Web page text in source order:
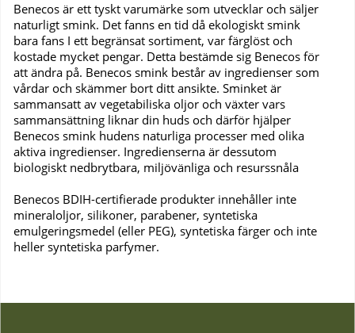
Benecos är ett tyskt varumärke som utvecklar och säljer
naturligt smink. Det fanns en tid då ekologiskt smink
bara fans I ett begränsat sortiment, var färglöst och
kostade mycket pengar. Detta bestämde sig Benecos för
att ändra på. Benecos smink består av ingredienser som
vårdar och skämmer bort ditt ansikte. Sminket är
sammansatt av vegetabiliska oljor och växter vars
sammansättning liknar din huds och därför hjälper
Benecos smink hudens naturliga processer med olika
aktiva ingredienser. Ingredienserna är dessutom
biologiskt nedbrytbara, miljövänliga och resurssnåla
Benecos BDIH-certifierade produkter innehåller inte
mineraloljor, silikoner, parabener, syntetiska
emulgeringsmedel (eller PEG), syntetiska färger och inte
heller syntetiska parfymer.